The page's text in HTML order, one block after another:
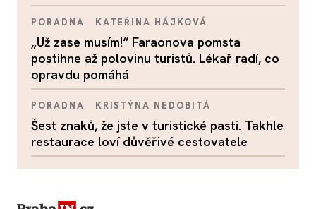
PORADNA KATEŘINA HÁJKOVÁ
„Už zase musím!“ Faraonova pomsta
postihne až polovinu turistů. Lékař radí, co
opravdu pomáhá
PORADNA KRISTÝNA NEDOBITÁ
Šest znaků, že jste v turistické pasti. Takhle
restaurace loví důvěřivé cestovatele